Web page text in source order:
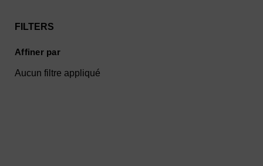
FILTERS
Affiner par
Aucun filtre appliqué